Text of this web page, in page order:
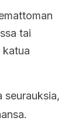
tai
katua
seurauksia,